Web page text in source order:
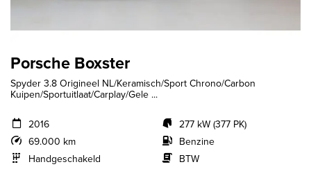
Porsche Boxster
Spyder 3.8 Origineel NL/Keramisch/Sport Chrono/Carbon
Kuipen/Sportuitlaat/Carplay/Gele ...
2016
69.000 km
Handgeschakeld
277 kW (377 PK)
Benzine
BTW